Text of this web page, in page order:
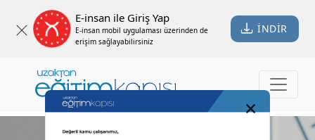
E-insan ile Giriş Yap
E-insan mobil uygulaması üzerinden de
erişim sağlayabilirsiniz
İNDİR
×